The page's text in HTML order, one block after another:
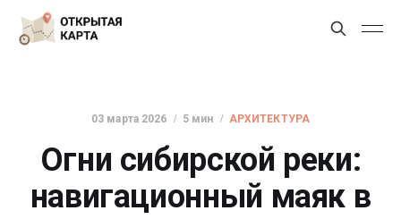
03 марта 2026 5 мин АРХИТЕКТУРА
Огни сибирской реки:
навигационный маяк в